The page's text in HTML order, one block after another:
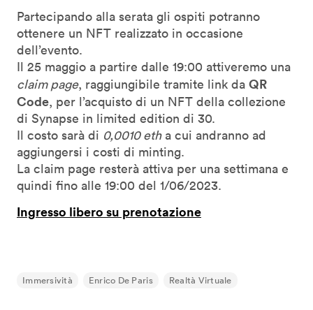
Partecipando alla serata gli ospiti potranno
ottenere un NFT realizzato in occasione
dell’evento.
Il 25 maggio a partire dalle 19:00 attiveremo una
claim page, raggiungibile tramite link da QR
Code, per l’acquisto di un NFT della collezione
di Synapse in limited edition di 30.
Il costo sarà di 0,0010 etha cui andranno ad
aggiungersi i costi di minting.
La claim page resterà attiva per una settimana e
quindi fino alle 19:00 del 1/06/2023.
Ingresso libero su prenotazione
Immersività Enrico De Paris Realtà Virtuale